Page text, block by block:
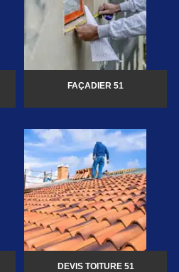
FAÇADIER 51
DEVIS TOITURE 51